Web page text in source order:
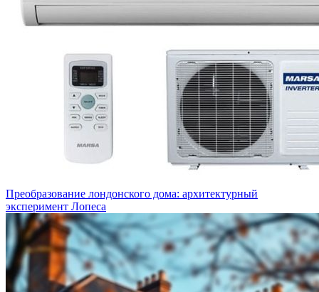
Преобразование лондонского дома: архитектурный
эксперимент Лопеса